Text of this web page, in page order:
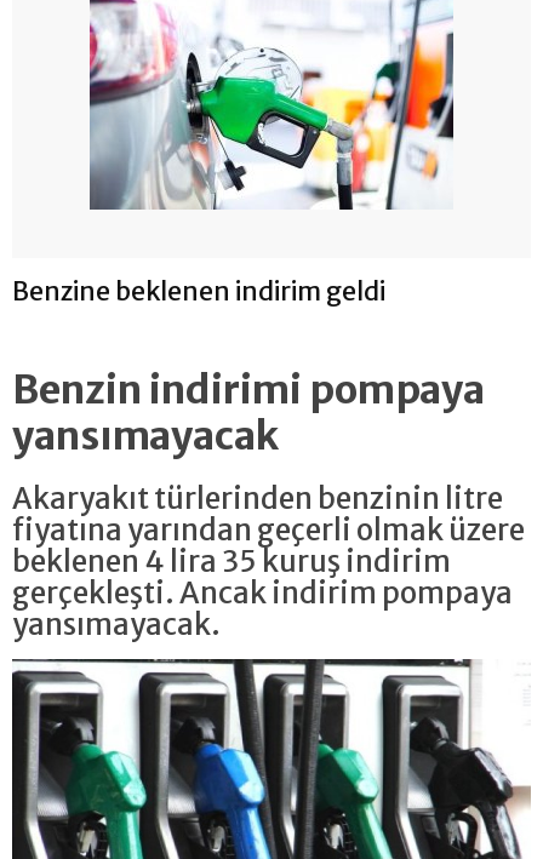
Benzine beklenen indirim geldi
Benzin indirimi pompaya
yansımayacak
Akaryakıt türlerinden benzinin litre
fiyatına yarından geçerli olmak üzere
beklenen 4 lira 35 kuruş indirim
gerçekleşti. Ancak indirim pompaya
yansımayacak.